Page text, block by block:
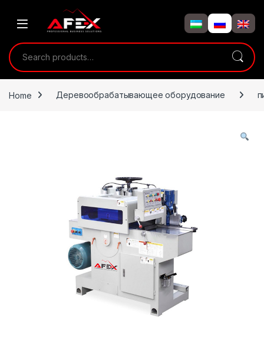
Search for:
Home Деревообрабатывающее оборудование